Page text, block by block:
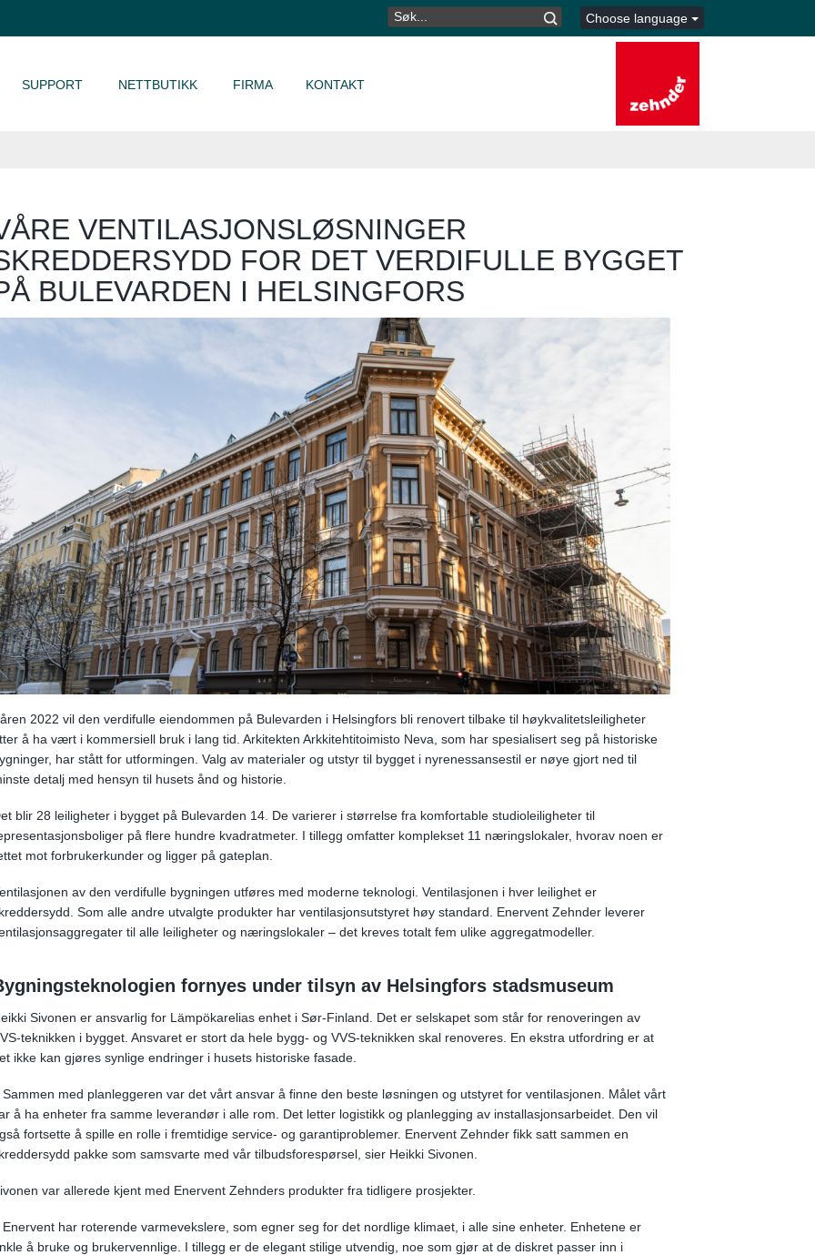
SØK
ETTER:
Choose language
SUPPORT NETTBUTIKK FIRMA KONTAKT
VENTILASJONSLØSNINGER
FOR DET VERDIFULLE BYGGET
BULEVARDEN I HELSINGFORS
2022 vil den verdifulle eiendommen på Bulevarden i Helsingfors bli renovert tilbake til høykvalitetsleiligheter
å ha vært i kommersiell bruk i lang tid. Arkitekten Arkkitehtitoimisto Neva, som har spesialisert seg på historiske
har stått for utformingen. Valg av materialer og utstyr til bygget i nyrenessansestil er nøye gjort ned til
detalj med hensyn til husets ånd og historie.
blir 28 leiligheter i bygget på Bulevarden 14. De varierer i størrelse fra komfortable studioleiligheter til
på flere hundre kvadratmeter. I tillegg omfatter komplekset 11 næringslokaler, hvorav noen er
mot forbrukerkunder og ligger på gateplan.
av den verdifulle bygningen utføres med moderne teknologi. Ventilasjonen i hver leilighet er
Som alle andre utvalgte produkter har ventilasjonsutstyret høy standard. Enervent Zehnder leverer
til alle leiligheter og næringslokaler – det kreves totalt fem ulike aggregatmodeller.
fornyes under tilsyn av Helsingfors stadsmuseum
Sivonen er ansvarlig for Lämpökarelias enhet i Sør-Finland. Det er selskapet som står for renoveringen av
teknikken i bygget. Ansvaret er stort da hele bygg- og VVS-teknikken skal renoveres. En ekstra utfordring er at
ikke kan gjøres synlige endringer i husets historiske fasade.
Sammen med planleggeren var det vårt ansvar å finne den beste løsningen og utstyret for ventilasjonen. Målet vårt
å ha enheter fra samme leverandør i alle rom. Det letter logistikk og planlegging av installasjonsarbeidet. Den vil
fortsette å spille en rolle i fremtidige service- og garantiproblemer. Enervent Zehnder fikk satt sammen en
pakke som samsvarte med vår tilbudsforespørsel, sier Heikki Sivonen.
var allerede kjent med Enervent Zehnders produkter fra tidligere prosjekter.
Enervent har roterende varmevekslere, som egner seg for det nordlige klimaet, i alle sine enheter. Enhetene er
å bruke og brukervennlige. I tillegg er de elegant stilige utvendig, noe som gjør at de diskret passer inn i